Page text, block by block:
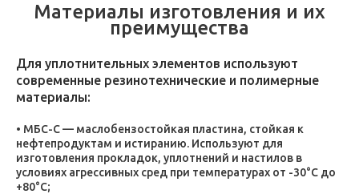
Материалы изготовления и их
преимущества
Для уплотнительных элементов используют
современные резинотехнические и полимерные
материалы:
МБС-С — маслобензостойкая пластина, стойкая к
нефтепродуктам и истиранию. Используют для
изготовления прокладок, уплотнений и настилов в
условиях агрессивных сред при температурах от -30°C до
+80°C;